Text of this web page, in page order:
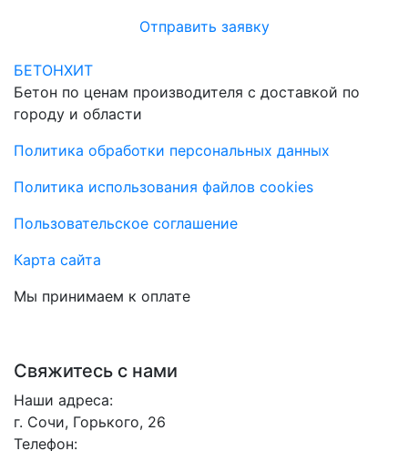
Отправить заявку
БЕТОНХИТ
Бетон по ценам производителя с доставкой по
городу и области
Политика обработки персональных данных
Политика использования файлов cookies
Пользовательское соглашение
Карта сайта
Мы принимаем к оплате
Свяжитесь с нами
Наши адреса:
г. Сочи, Горького, 26
Телефон: